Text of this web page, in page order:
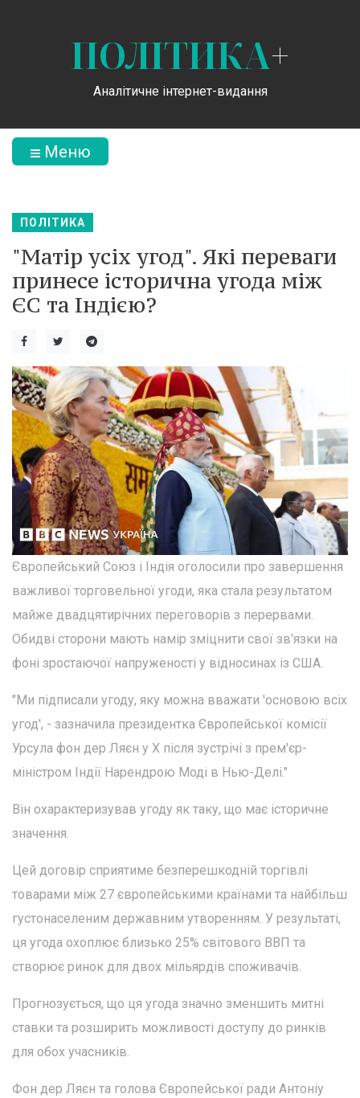
ПОЛІТИКА+
Аналітичне інтернет-видання
Меню
ПОЛІТИКА
"Матір усіх угод". Які переваги
принесе історична угода між
ЄС та Індією?
Європейський Союз і Індія оголосили про завершення
важливої торговельної угоди, яка стала результатом
майже двадцятирічних переговорів з перервами.
Обидві сторони мають намір зміцнити свої зв'язки на
фоні зростаючої напруженості у відносинах із США.
"Ми підписали угоду, яку можна вважати 'основою всіх
угод', - зазначила президентка Європейської комісії
Урсула фон дер Ляєн у X після зустрічі з прем'єр-
міністром Індії Нарендрою Моді в Нью-Делі."
Він охарактеризував угоду як таку, що має історичне
значення.
Цей договір сприятиме безперешкодній торгівлі
товарами між 27 європейськими країнами та найбільш
густонаселеним державним утворенням. У результаті,
ця угода охоплює близько 25% світового ВВП та
створює ринок для двох мільярдів споживачів.
Прогнозується, що ця угода значно зменшить митні
ставки та розширить можливості доступу до ринків
для обох учасників.
Фон дер Ляєн та голова Європейської ради Антоніу